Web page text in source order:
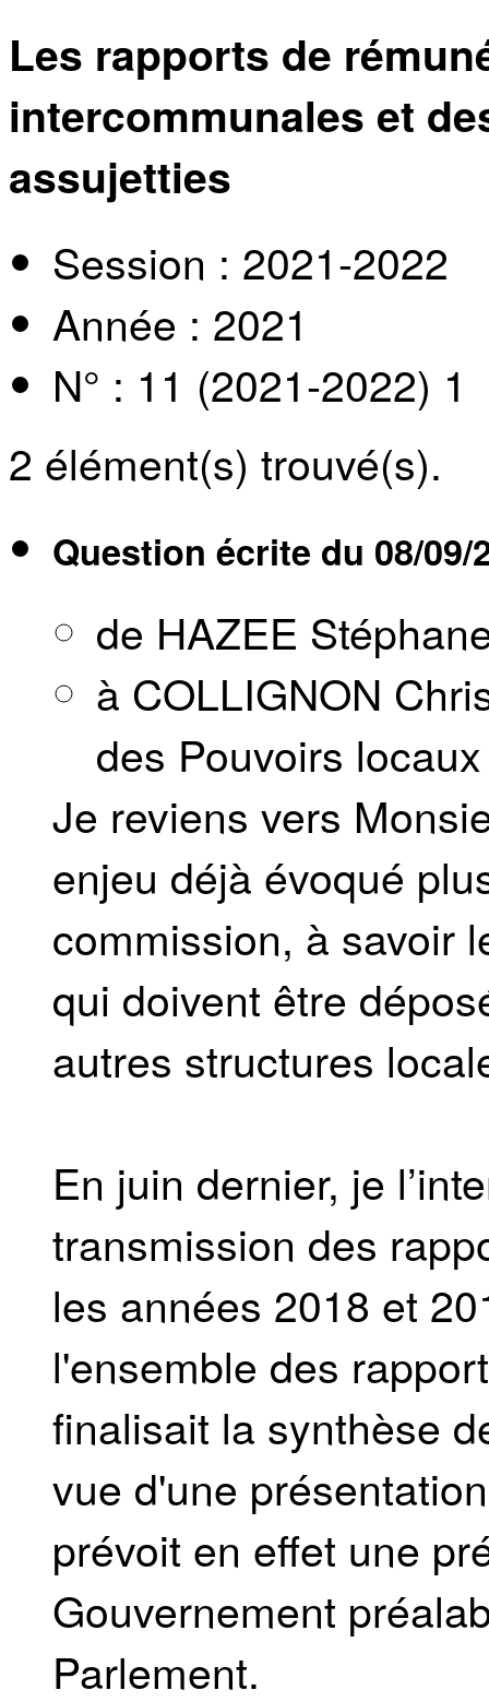
Les rapports de
intercommunales et
assujetties
Session : 2021-2022
Année : 2021
N° : 11 (2021-2022) 1
2 élément(s) trouvé(s).
Question écrite du 08/09/
de HAZEE
à COLLIGNON
des Pouvoirs
Je reviens vers
enjeu déjà évoqué
commission, à savoir
qui doivent être
autres structures
En juin dernier, je
transmission des
les années 2018 et
l'ensemble des
finalisait la synthèse
vue d'une
prévoit en effet une
Gouvernement
Parlement.